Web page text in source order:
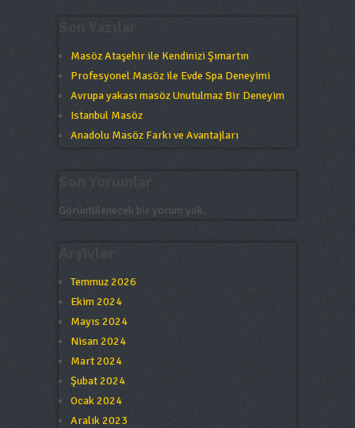
Masöz Ataşehir ile Kendinizi Şımartın
Profesyonel Masöz ile Evde Spa Deneyimi
Avrupa yakası masöz Unutulmaz Bir Deneyim
Istanbul Masöz
Anadolu Masöz Farkı ve Avantajları
Görüntülenecek bir yorum yok.
Temmuz 2026
Ekim 2024
Mayıs 2024
Nisan 2024
Mart 2024
Şubat 2024
Ocak 2024
Aralık 2023